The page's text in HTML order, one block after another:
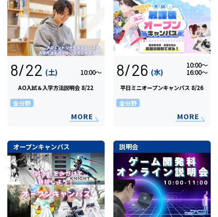
8/22 (土) 10:00〜
AO入試＆入学方法説明会 8/22
全分野
MORE
8/26 (水)
10:00〜
16:00〜
平日ミニオープンキャンパス 8/26
全分野
MORE
オープンキャンパス 説明会